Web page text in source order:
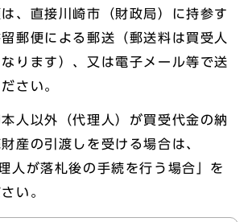
、直接川崎市（財政局）に持参す
郵便による郵送（郵送料は買受人
ります）、又は電子メール等で送
さい。
人以外（代理人）が買受代金の納
産の引渡しを受ける場合は、
人が落札後の手続を行う場合」を
い。